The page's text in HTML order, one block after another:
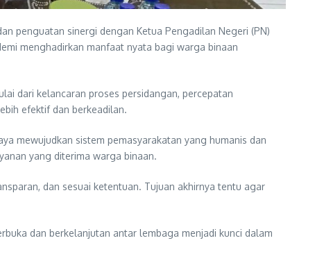
penguatan sinergi dengan Ketua Pengadilan Negeri (PN)
menghadirkan manfaat nyata bagi warga binaan
dari kelancaran proses persidangan, percepatan
efektif dan berkeadilan.
mewujudkan sistem pemasyarakatan yang humanis dan
yang diterima warga binaan.
dan sesuai ketentuan. Tujuan akhirnya tentu agar
dan berkelanjutan antar lembaga menjadi kunci dalam